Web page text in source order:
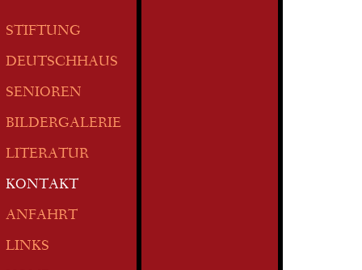
STIFTUNG
DEUTSCHHAUS
SENIOREN
BILDERGALERIE
LITERATUR
KONTAKT
ANFAHRT
LINKS